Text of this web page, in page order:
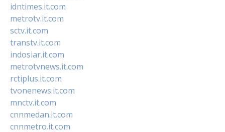
idntimes.it.com
metrotv.it.com
sctv.it.com
transtv.it.com
indosiar.it.com
metrotvnews.it.com
rctiplus.it.com
tvonenews.it.com
mnctv.it.com
cnnmedan.it.com
cnnmetro.it.com